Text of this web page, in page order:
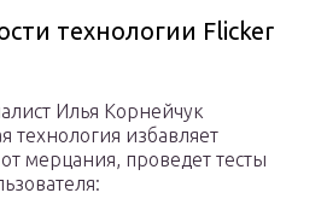
технологии Flicker
Илья Корнейчук
технология избавляет
мерцания, проведет тесты